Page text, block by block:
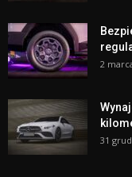
2
31